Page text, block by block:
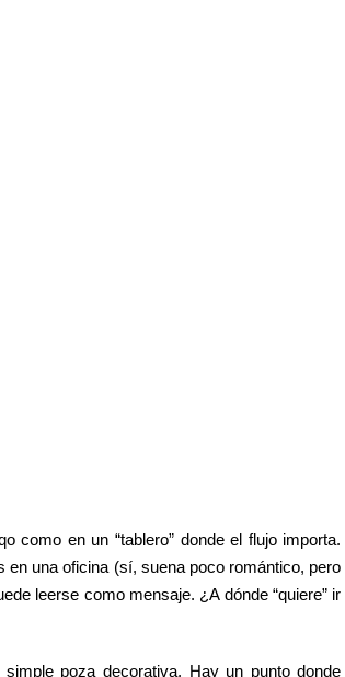
como en un “tablero” donde el flujo importa.
una oficina (sí, suena poco romántico, pero
leerse como mensaje. ¿A dónde “quiere” ir
poza decorativa. Hay un punto donde